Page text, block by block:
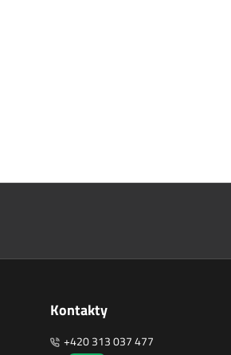
Kontakty
+420 313 037 477